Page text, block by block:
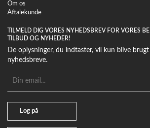
Om os
Aftalekunde
TILMELD DIG VORES NYHEDSBREV FOR VORES
TILBUD OG NYHEDER!
De oplysninger, du indtaster, vil kun blive
nyhedsbreve.
mailadresse
Log på